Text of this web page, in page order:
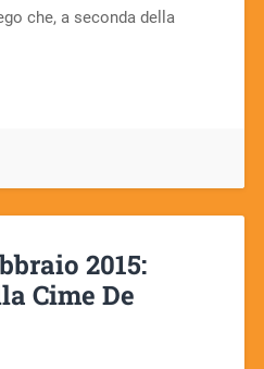
che, a seconda della
2015:
Cime De